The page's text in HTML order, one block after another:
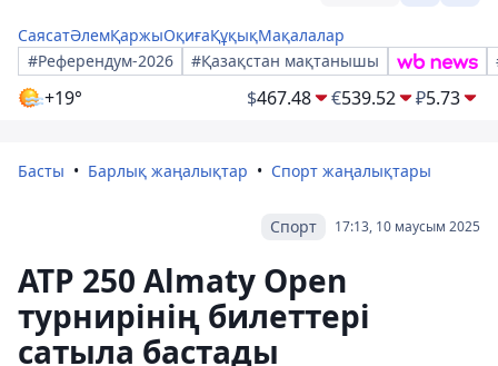
СаясатӘлемҚаржыОқиғаҚұқықМақалалар
#Референдум-2026
#Қазақстан мақтанышы
+19° $467.48 €539.52 ₽5.73
Басты Барлық жаңалықтар Спорт жаңалықтары
17:13, 10 маусым 2025
Спорт
ATP 250 Almaty Open
турнирінің билеттері
сатыла бастады